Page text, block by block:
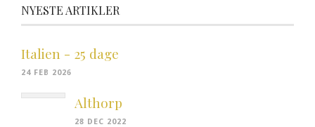
NYESTE ARTIKLER
Italien - 25 dage
24 FEB 2026
Althorp
28 DEC 2022